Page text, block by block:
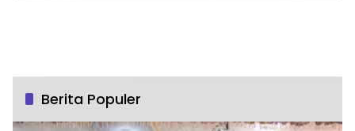
Berita Populer